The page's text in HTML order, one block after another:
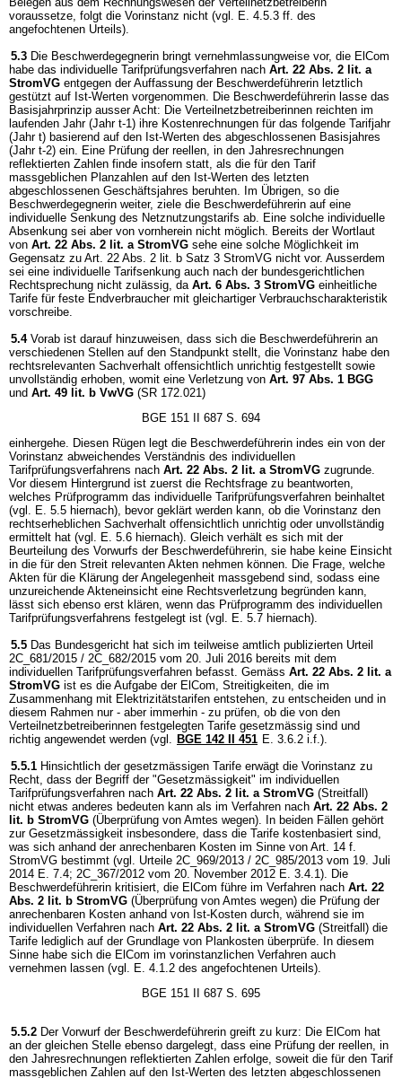
voraussetze, folgt die Vorinstanz nicht (vgl. E. 4.5.3 ff. des
angefochtenen Urteils).
5.3 Die Beschwerdegegnerin bringt vernehmlassungweise vor, die ElCom
habe das individuelle Tarifprüfungsverfahren nach Art. 22 Abs. 2 lit. a
StromVG entgegen der Auffassung der Beschwerdeführerin letztlich
gestützt auf Ist-Werten vorgenommen. Die Beschwerdeführerin lasse das
Basisjahrprinzip ausser Acht: Die Verteilnetzbetreiberinnen reichten im
laufenden Jahr (Jahr t-1) ihre Kostenrechnungen für das folgende Tarifjahr
(Jahr t) basierend auf den Ist-Werten des abgeschlossenen Basisjahres
(Jahr t-2) ein. Eine Prüfung der reellen, in den Jahresrechnungen
reflektierten Zahlen finde insofern statt, als die für den Tarif
massgeblichen Planzahlen auf den Ist-Werten des letzten
abgeschlossenen Geschäftsjahres beruhten. Im Übrigen, so die
Beschwerdegegnerin weiter, ziele die Beschwerdeführerin auf eine
individuelle Senkung des Netznutzungstarifs ab. Eine solche individuelle
Absenkung sei aber von vornherein nicht möglich. Bereits der Wortlaut
von Art. 22 Abs. 2 lit. a StromVG sehe eine solche Möglichkeit im
Gegensatz zu Art. 22 Abs. 2 lit. b Satz 3 StromVG nicht vor. Ausserdem
sei eine individuelle Tarifsenkung auch nach der bundesgerichtlichen
Rechtsprechung nicht zulässig, da Art. 6 Abs. 3 StromVG einheitliche
Tarife für feste Endverbraucher mit gleichartiger Verbrauchscharakteristik
vorschreibe.
5.4 Vorab ist darauf hinzuweisen, dass sich die Beschwerdeführerin an
verschiedenen Stellen auf den Standpunkt stellt, die Vorinstanz habe den
rechtsrelevanten Sachverhalt offensichtlich unrichtig festgestellt sowie
unvollständig erhoben, womit eine Verletzung von Art. 97 Abs. 1 BGG
und Art. 49 lit. b VwVG (SR 172.021)
BGE 151 II 687 S. 694
einhergehe. Diesen Rügen legt die Beschwerdeführerin indes ein von der
Vorinstanz abweichendes Verständnis des individuellen
Tarifprüfungsverfahrens nach Art. 22 Abs. 2 lit. a StromVG zugrunde.
Vor diesem Hintergrund ist zuerst die Rechtsfrage zu beantworten,
welches Prüfprogramm das individuelle Tarifprüfungsverfahren beinhaltet
(vgl. E. 5.5 hiernach), bevor geklärt werden kann, ob die Vorinstanz den
rechtserheblichen Sachverhalt offensichtlich unrichtig oder unvollständig
ermittelt hat (vgl. E. 5.6 hiernach). Gleich verhält es sich mit der
Beurteilung des Vorwurfs der Beschwerdeführerin, sie habe keine Einsicht
in die für den Streit relevanten Akten nehmen können. Die Frage, welche
Akten für die Klärung der Angelegenheit massgebend sind, sodass eine
unzureichende Akteneinsicht eine Rechtsverletzung begründen kann,
lässt sich ebenso erst klären, wenn das Prüfprogramm des individuellen
Tarifprüfungsverfahrens festgelegt ist (vgl. E. 5.7 hiernach).
5.5 Das Bundesgericht hat sich im teilweise amtlich publizierten Urteil
2C_681/2015 / 2C_682/2015 vom 20. Juli 2016 bereits mit dem
individuellen Tarifprüfungsverfahren befasst. Gemäss Art. 22 Abs. 2 lit. a
StromVG ist es die Aufgabe der ElCom, Streitigkeiten, die im
Zusammenhang mit Elektrizitätstarifen entstehen, zu entscheiden und in
diesem Rahmen nur - aber immerhin - zu prüfen, ob die von den
Verteilnetzbetreiberinnen festgelegten Tarife gesetzmässig sind und
richtig angewendet werden (vgl. BGE 142 II 451 E. 3.6.2 i.f.).
5.5.1 Hinsichtlich der gesetzmässigen Tarife erwägt die Vorinstanz zu
Recht, dass der Begriff der "Gesetzmässigkeit" im individuellen
Tarifprüfungsverfahren nach Art. 22 Abs. 2 lit. a StromVG (Streitfall)
nicht etwas anderes bedeuten kann als im Verfahren nach Art. 22 Abs. 2
lit. b StromVG (Überprüfung von Amtes wegen). In beiden Fällen gehört
zur Gesetzmässigkeit insbesondere, dass die Tarife kostenbasiert sind,
was sich anhand der anrechenbaren Kosten im Sinne von Art. 14 f.
StromVG bestimmt (vgl. Urteile 2C_969/2013 / 2C_985/2013 vom 19. Juli
2014 E. 7.4; 2C_367/2012 vom 20. November 2012 E. 3.4.1). Die
Beschwerdeführerin kritisiert, die ElCom führe im Verfahren nach Art. 22
Abs. 2 lit. b StromVG (Überprüfung von Amtes wegen) die Prüfung der
anrechenbaren Kosten anhand von Ist-Kosten durch, während sie im
individuellen Verfahren nach Art. 22 Abs. 2 lit. a StromVG (Streitfall) die
Tarife lediglich auf der Grundlage von Plankosten überprüfe. In diesem
Sinne habe sich die ElCom im vorinstanzlichen Verfahren auch
vernehmen lassen (vgl. E. 4.1.2 des angefochtenen Urteils).
BGE 151 II 687 S. 695
5.5.2 Der Vorwurf der Beschwerdeführerin greift zu kurz: Die ElCom hat
an der gleichen Stelle ebenso dargelegt, dass eine Prüfung der reellen, in
den Jahresrechnungen reflektierten Zahlen erfolge, soweit die für den Tarif
massgeblichen Zahlen auf den Ist-Werten des letzten abgeschlossenen